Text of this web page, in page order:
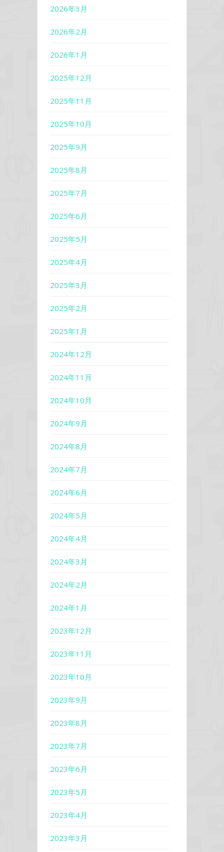
2026年3月
2026年2月
2026年1月
2025年12月
2025年11月
2025年10月
2025年9月
2025年8月
2025年7月
2025年6月
2025年5月
2025年4月
2025年3月
2025年2月
2025年1月
2024年12月
2024年11月
2024年10月
2024年9月
2024年8月
2024年7月
2024年6月
2024年5月
2024年4月
2024年3月
2024年2月
2024年1月
2023年12月
2023年11月
2023年10月
2023年9月
2023年8月
2023年7月
2023年6月
2023年5月
2023年4月
2023年3月